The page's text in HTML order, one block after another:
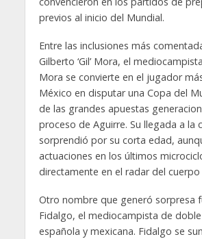
previos al inicio del Mundial.
Entre las inclusiones más
Gilberto ‘Gil’ Mora, el
Mora se convierte en el jugador
México en disputar una Copa del
de las grandes apuestas
proceso de Aguirre. Su llegada a la
sorprendió por su corta edad,
actuaciones en los últimos
directamente en el radar del cuerpo
Otro nombre que generó sorpresa
Fidalgo, el mediocampista de
española y mexicana. Fidalgo se